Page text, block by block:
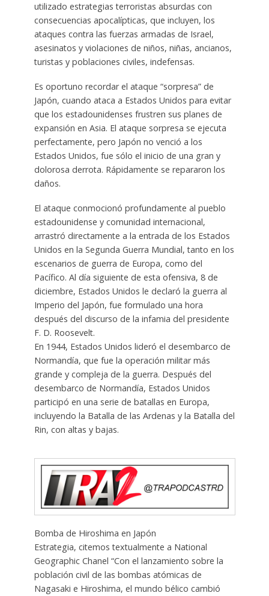
utilizado estrategias terroristas absurdas con
consecuencias apocalípticas, que incluyen, los
ataques contra las fuerzas armadas de Israel,
asesinatos y violaciones de niños, niñas, ancianos,
turistas y poblaciones civiles, indefensas.
Es oportuno recordar el ataque “sorpresa” de
Japón, cuando ataca a Estados Unidos para evitar
que los estadounidenses frustren sus planes de
expansión en Asia. El ataque sorpresa se ejecuta
perfectamente, pero Japón no venció a los
Estados Unidos, fue sólo el inicio de una gran y
dolorosa derrota. Rápidamente se repararon los
daños.
El ataque conmocionó profundamente al pueblo
estadounidense y comunidad internacional,
arrastró directamente a la entrada de los Estados
Unidos en la Segunda Guerra Mundial, tanto en los
escenarios de guerra de Europa, como del
Pacífico. Al día siguiente de esta ofensiva, 8 de
diciembre, Estados Unidos le declaró la guerra al
Imperio del Japón, fue formulado una hora
después del discurso de la infamia del presidente
F. D. Roosevelt.
En 1944, Estados Unidos lideró el desembarco de
Normandía, que fue la operación militar más
grande y compleja de la guerra. Después del
desembarco de Normandía, Estados Unidos
participó en una serie de batallas en Europa,
incluyendo la Batalla de las Ardenas y la Batalla del
Rin, con altas y bajas.
Bomba de Hiroshima en Japón
Estrategia, citemos textualmente a National
Geographic Chanel “Con el lanzamiento sobre la
población civil de las bombas atómicas de
Nagasaki e Hiroshima, el mundo bélico cambió